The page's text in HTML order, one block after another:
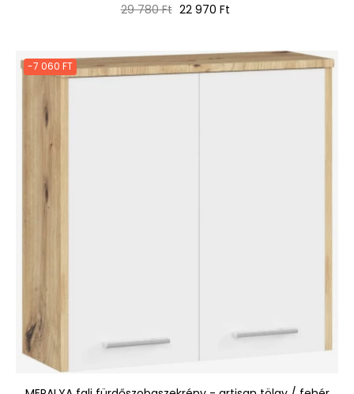
Normál
29 780 Ft Ár
22 970 Ft
-7 060 FT